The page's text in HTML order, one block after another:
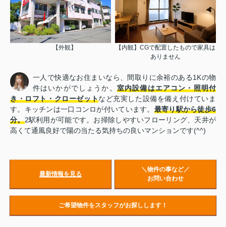
【外観】
【内観】CGで配置したもので家具は
ありません
一人で快適なお住まいなら、間取りに余裕のある1Kの物
件はいかがでしょうか。 室内設備はエアコン・照明付
き・ロフト・クローゼットなど充実した設備を備え付けていま
す。キッチンは一口コンロが付いています。 最寄り駅から徒歩6
分。2駅利用が可能です。お掃除しやすいフローリング、天井が
高くて通風良好で陽の当たる気持ちの良いマンションです(^^)
最新情報を見る
＼物件の事など／
お問い合わせ
ご希望物件をスタッフがお探しします！